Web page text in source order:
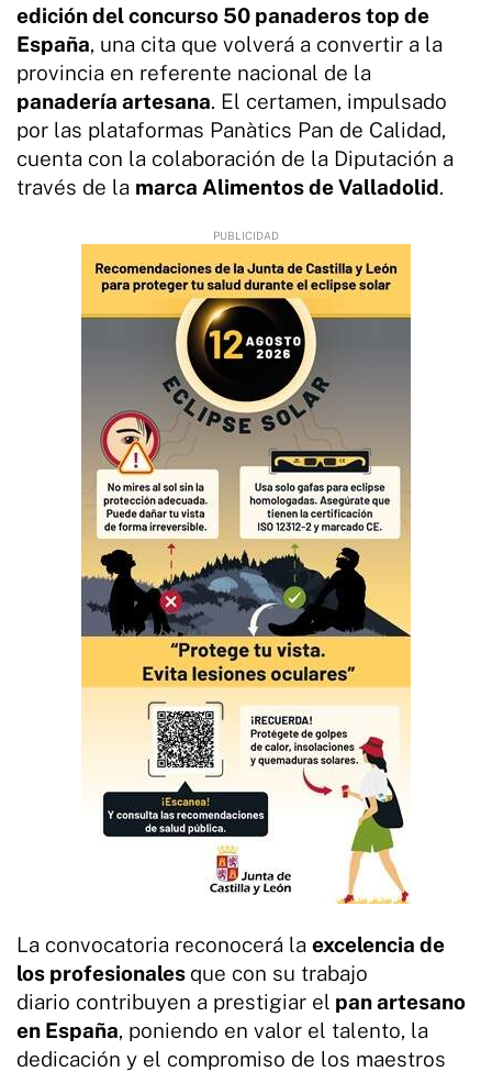
edición del concurso 50 panaderos top de
España, una cita que volverá a convertir a la
provincia en referente nacional de la
panadería artesana. El certamen, impulsado
por las plataformas Panàtics Pan de Calidad,
cuenta con la colaboración de la Diputación a
través de la marca Alimentos de Valladolid.
La convocatoria reconocerá la excelencia de
los profesionales que con su trabajo
diario contribuyen a prestigiar el pan artesano
en España, poniendo en valor el talento, la
dedicación y el compromiso de los maestros